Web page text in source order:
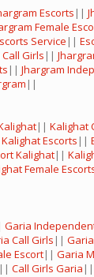
Escorts ||
Female
Service ||
Girls ||
|| Jhargram
||
|| Kalighat
Kalighat Escorts ||
Kalighat||
Female
Garia
Call Girls ||
Escort|| Garia
|| Call Girls Garia ||